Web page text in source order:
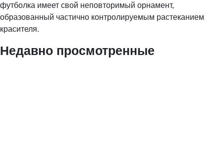
футболка имеет свой неповторимый орнамент,
образованный частично контролируемым растеканием
красителя.
Недавно просмотренные